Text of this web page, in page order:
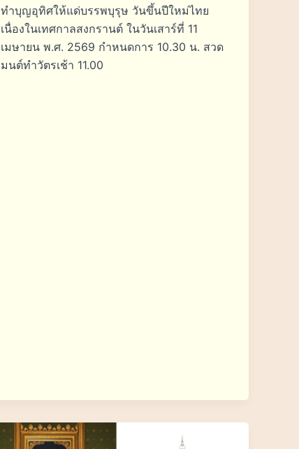
ทำบุญอุทิศให้แด่บรรพบุรุษ วันขึ้นปีใหม่ไทย
เนื่องในเทศกาลสงกรานต์ ในวันเสาร์ที่ 11
เมษายน พ.ศ. 2569 กำหนดการ 10.30 น. สวด
มนต์ทำวัตรเช้า 11.00